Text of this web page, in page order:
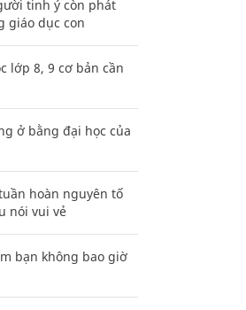
tinh ý còn phát
giáo dục con
lớp 8, 9 cơ bản cần
ở bằng đại học của
hoàn nguyên tố
nói vui vẻ
bạn không bao giờ